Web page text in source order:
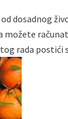
dosadnog
možete
rada